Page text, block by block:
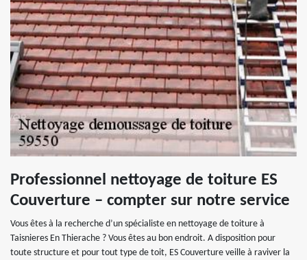
Professionnel nettoyage de toiture ES
Couverture – compter sur notre service
Vous êtes à la recherche d’un spécialiste en nettoyage de toiture à
Taisnieres En Thierache ? Vous êtes au bon endroit. A disposition pour
toute structure et pour tout type de toit, ES Couverture veille à raviver la